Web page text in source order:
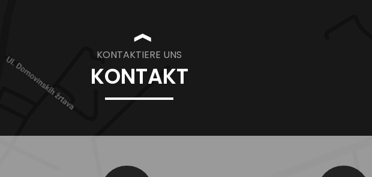
❱
KONTAKTIERE UNS
KONTAKT